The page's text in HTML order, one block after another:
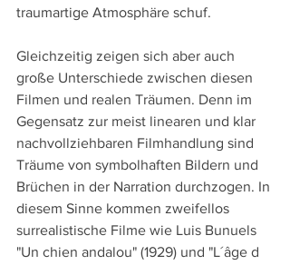
traumartige Atmosphäre schuf.
Gleichzeitig zeigen sich aber auch
große Unterschiede zwischen diesen
Filmen und realen Träumen. Denn im
Gegensatz zur meist linearen und klar
nachvollziehbaren Filmhandlung sind
Träume von symbolhaften Bildern und
Brüchen in der Narration durchzogen. In
diesem Sinne kommen zweifellos
surrealistische Filme wie Luis Bunuels
"Un chien andalou" (1929) und "L´âge d